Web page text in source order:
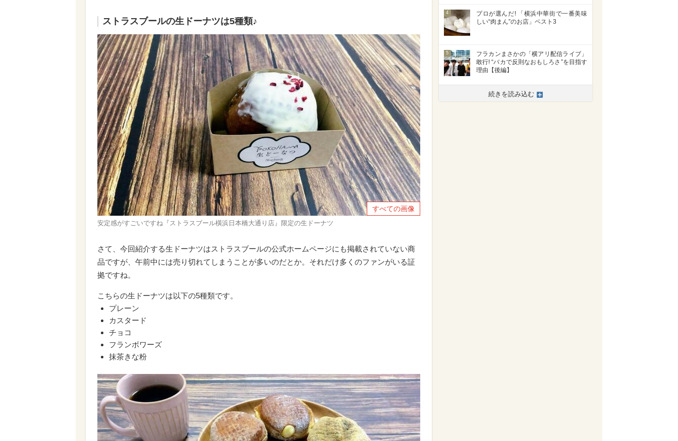
ストラスブールの生ドーナツは5種類♪
すべての画像
安定感がすごいですね『ストラスブール橫浜日本橋大通り店』限定の生ドーナツ
さて、今回紹介する生ドーナツはストラスブールの公式ホームページにも掲載されていない商
品ですが、午前中には売り切れてしまうことが多いのだとか。それだけ多くのファンがいる証
拠ですね。
こちらの生ドーナツは以下の5種類です。
プレーン
カスタード
チョコ
フランボワーズ
抹茶きな粉
4
プロが選んだ! 「横浜中華街で一番美味
しい“肉まん”のお店」ベスト3
5
フラカンまさかの「横アリ配信ライブ」
敢行! “バカで反則なおもしろさ”を目指す
理由【後編】
続きを読み込む